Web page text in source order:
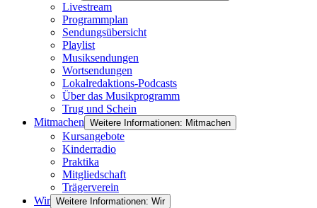
Livestream
Programmplan
Sendungsübersicht
Playlist
Musiksendungen
Wortsendungen
Lokalredaktions-Podcasts
Über das Musikprogramm
Trug und Schein
Mitmachen Weitere Informationen: Mitmachen
Kursangebote
Kinderradio
Praktika
Mitgliedschaft
Trägerverein
Wir Weitere Informationen: Wir